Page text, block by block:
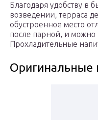
Благодаря удобству в
возведении, терраса
обустроенное место
после парной, и
Прохладительные
Оригинальные